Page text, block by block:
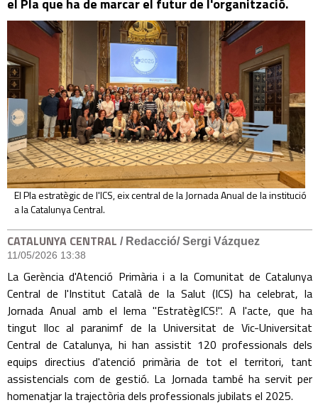
el Pla que ha de marcar el futur de l'organització.
El Pla estratègic de l'ICS, eix central de la Jornada Anual de la institució
a la Catalunya Central.
CATALUNYA CENTRAL / Redacció/ Sergi Vázquez
11/05/2026 13:38
La Gerència d'Atenció Primària i a la Comunitat de Catalunya
Central de l'Institut Català de la Salut (ICS) ha celebrat, la
Jornada Anual amb el lema "EstratègICS!". A l'acte, que ha
tingut lloc al paranimf de la Universitat de Vic-Universitat
Central de Catalunya, hi han assistit 120 professionals dels
equips directius d'atenció primària de tot el territori, tant
assistencials com de gestió. La Jornada també ha servit per
homenatjar la trajectòria dels professionals jubilats el 2025.